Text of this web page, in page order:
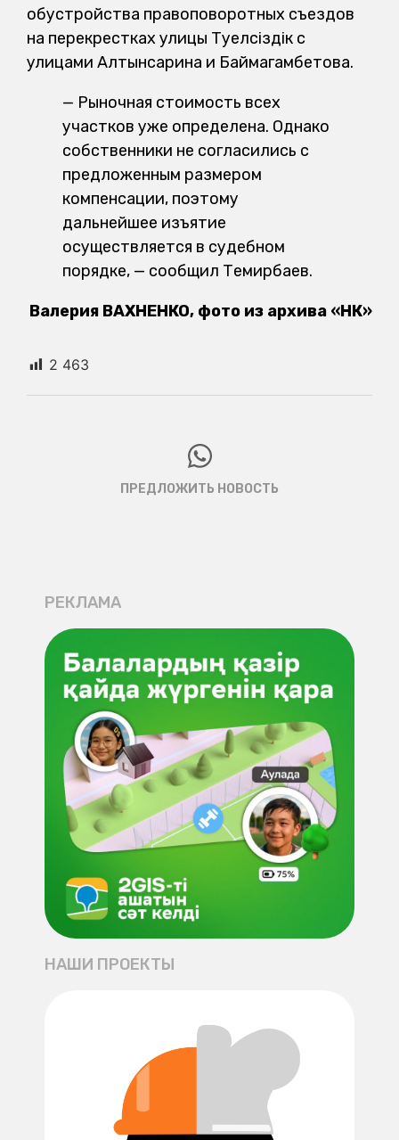
обустройства правоповоротных съездов
на перекрестках улицы Тәуелсіздік с
улицами Алтынсарина и Баймагамбетова.
— Рыночная стоимость всех
участков уже определена. Однако
собственники не согласились с
предложенным размером
компенсации, поэтому
дальнейшее изъятие
осуществляется в судебном
порядке, — сообщил Темирбаев.
Валерия ВАХНЕНКО, фото из архива «НК»
2 463
ПРЕДЛОЖИТЬ НОВОСТЬ
РЕКЛАМА
НАШИ ПРОЕКТЫ